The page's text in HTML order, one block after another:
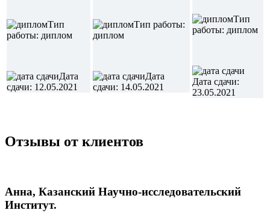
Тип
работы: диплом
Дата
сдачи: 12.05.2021
Тип работы:
диплом
Дата
сдачи: 14.05.2021
Тип
работы: диплом
Дата сдачи:
23.05.2021
Отзывы от клиентов
Анна, Казанский Научно-исследовательский
Институт.